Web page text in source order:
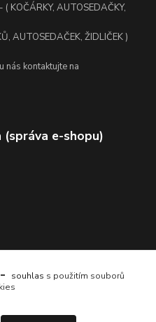
- ( KOČÁRKY, AUTOSEDAČKY,
AUTOSEDAČEK, ŽIDLIČEK )
nás kontaktujte na
e-shopu)
souhlas s použitím souborů